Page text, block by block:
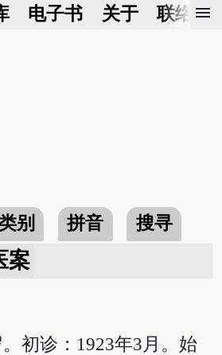
电子书 关于 联络我
menu
类别 拼音
搜寻
案
初诊：1923年3月。始